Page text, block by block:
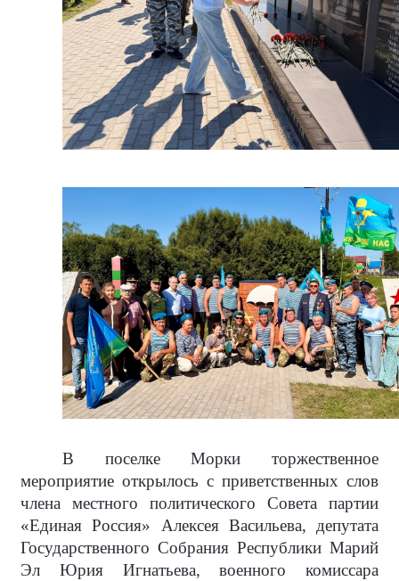
В поселке Морки торжественное
мероприятие открылось с приветственных слов
члена местного политического Совета партии
«Единая Россия» Алексея Васильева, депутата
Государственного Собрания Республики Марий
Эл Юрия Игнатьева, военного комиссара